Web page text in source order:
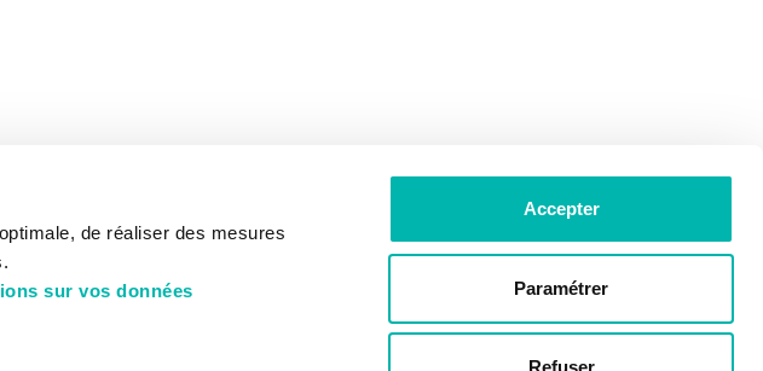
de réaliser des mesures
sur vos données
Accepter
Paramétrer
Refuser